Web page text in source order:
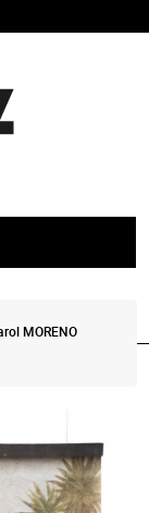
MORENO